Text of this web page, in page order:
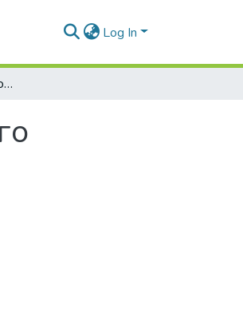
Log In
Розрахунок системи охолодження сопла рідинного ракетного двигуна